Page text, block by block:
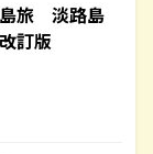
旅 淡路島
訂版